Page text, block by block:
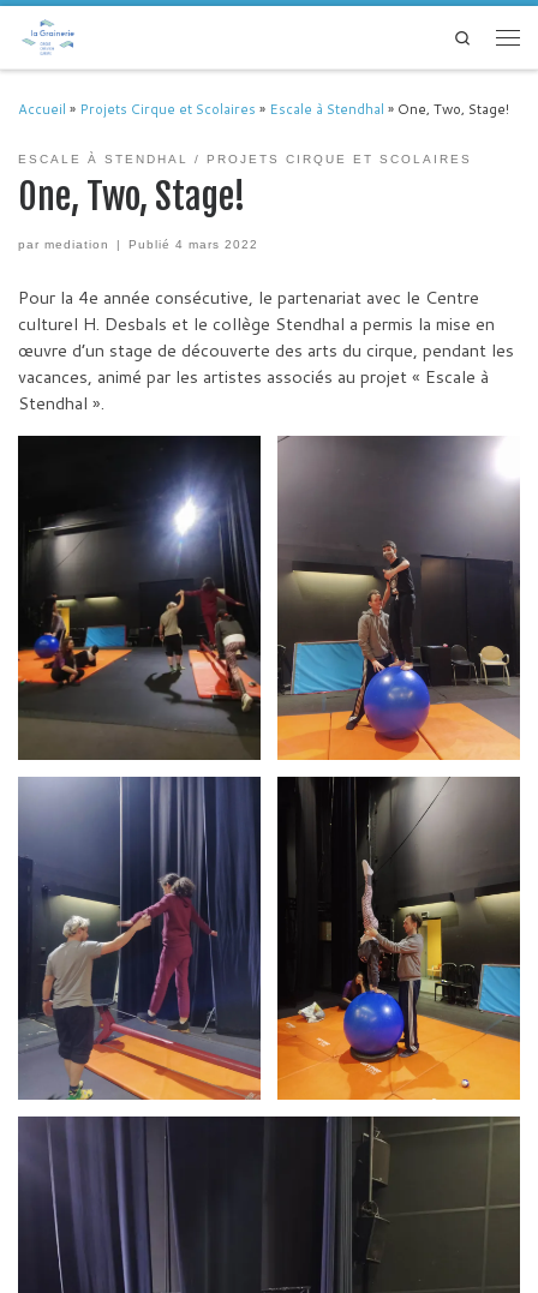
Passer au contenu
Search
Accueil » Projets Cirque et Scolaires » Escale à Stendhal » One, Two, Stage!
ESCALE À STENDHAL PROJETS CIRQUE ET SCOLAIRES
One, Two, Stage!
par mediation Publié4 mars 2022
Pour la 4e année consécutive, le partenariat avec le Centre
culturel H. Desbals et le collège Stendhal a permis la mise en
œuvre d’un stage de découverte des arts du cirque, pendant les
vacances, animé par les artistes associés au projet « Escale à
Stendhal ».